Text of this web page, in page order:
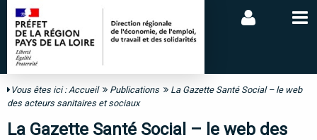
Vous êtes ici :Accueil Publications
La Gazette Santé Social – le web
des acteurs sanitaires et sociaux
La Gazette Santé Social – le web des